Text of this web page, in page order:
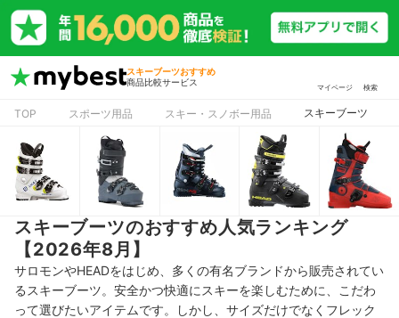
スキーブーツおすすめ
商品比較サービス
マイページ 検索
TOP スポーツ用品 スキー・スノボー用品 スキーブーツ
スキーブーツのおすすめ人気ランキング
【2026年8月】
サロモンやHEADをはじめ、多くの有名ブランドから販売されてい
るスキーブーツ。安全かつ快適にスキーを楽しむために、こだわ
って選びたいアイテムです。しかし、サイズだけでなくフレック